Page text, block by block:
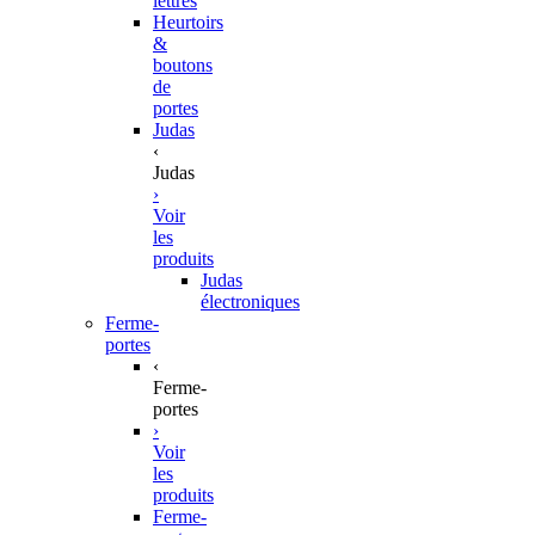
Heurtoirs
&
boutons
de
portes
Judas
‹
Judas
›
Voir
les
produits
Judas
électroniques
Ferme-
portes
‹
Ferme-
portes
›
Voir
les
produits
Ferme-